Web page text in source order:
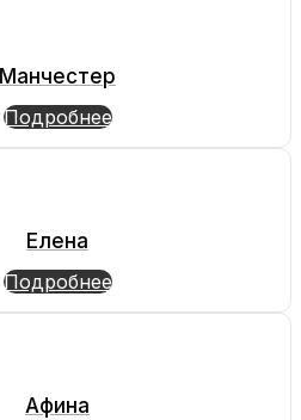
Манчестер
Подробнее
Елена
Подробнее
Афина